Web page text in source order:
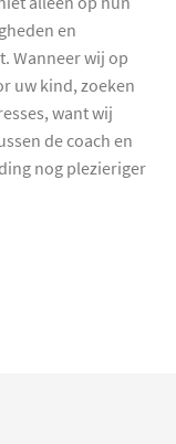
en
Wanneer wij op
uw kind, zoeken
want wij
de coach en
nog plezieriger